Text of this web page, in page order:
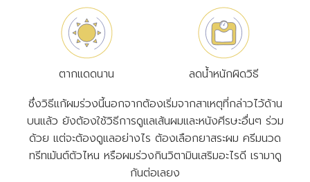
ตากแดดนาน
ลดน้ำหนักผิดวิธี
ซึ่งวิธีแก้ผมร่วงนี้นอกจากต้องเริ่มจากสาเหตุที่กล่าวไว้ด้าน
บนแล้ว ยังต้องใช้วิธีการดูแลเส้นผมและหนังศีรษะอื่นๆ ร่วม
ด้วย แต่จะต้องดูแลอย่างไร ต้องเลือกยาสระผม ครีมนวด
ทรีทเม้นต์ตัวไหน หรือผมร่วงกินวิตามินเสริมอะไรดี เรามาดู
กันต่อเลยง